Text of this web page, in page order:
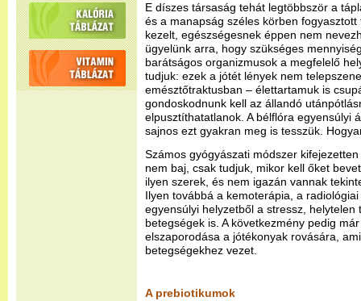
E díszes társaság tehát legtöbbször a
és a manapság széles körben
kezelt, egészségesnek éppen nem
ügyelünk arra, hogy szükséges
barátságos organizmusok a megfelelő
tudjuk: ezek a jótét lények nem
emésztőtraktusban – élettartamuk is
gondoskodnunk kell az állandó
elpusztíthatatlanok. A bélflóra egyensúlyi
sajnos ezt gyakran meg is tesszük.
Számos gyógyászati módszer
nem baj, csak tudjuk, mikor kell őket
ilyen szerek, és nem igazán vannak
Ilyen továbbá a kemoterápia, a
egyensúlyi helyzetből a stressz,
betegségek is. A következmény pedig
elszaporodása a jótékonyak rovására,
betegségekhez vezet.
A prebiotikumok